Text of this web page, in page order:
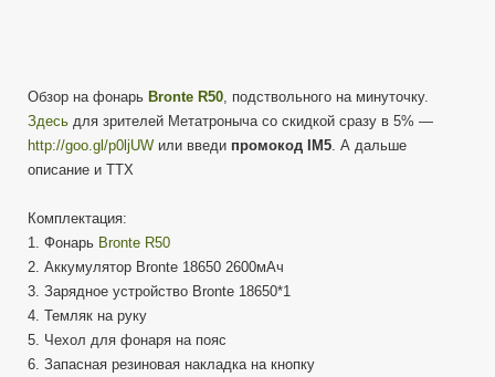
Обзор на фонарь Bronte R50 , подствольного на минуточку.
Здесь для зрителей Метатроныча со скидкой сразу в 5% —
http://goo.gl/p0ljUW или введи промокод IM5 . А дальше
описание и ТТХ
Комплектация:
1. Фонарь Bronte R50
2. Аккумулятор Bronte 18650 2600мАч
3. Зарядное устройство Bronte 18650*1
4. Темляк на руку
5. Чехол для фонаря на пояс
6. Запасная резиновая накладка на кнопку